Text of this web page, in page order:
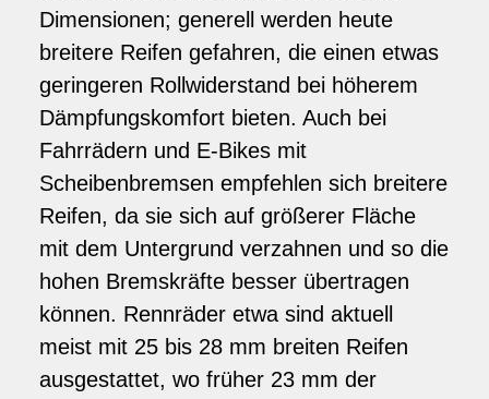
Dimensionen; generell werden heute
breitere Reifen gefahren, die einen etwas
geringeren Rollwiderstand bei höherem
Dämpfungskomfort bieten. Auch bei
Fahrrädern und E-Bikes mit
Scheibenbremsen empfehlen sich breitere
Reifen, da sie sich auf größerer Fläche
mit dem Untergrund verzahnen und so die
hohen Bremskräfte besser übertragen
können. Rennräder etwa sind aktuell
meist mit 25 bis 28 mm breiten Reifen
ausgestattet, wo früher 23 mm der